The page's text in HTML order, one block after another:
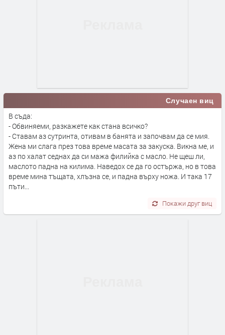
Случаен виц
В съда:
- Обвиняеми, разкажете как стана всичко?
- Ставам аз сутринта, отивам в банята и започвам да се мия.
Жена ми слага през това време масата за закуска. Викна ме, и
аз по халат седнах да си мажа филийка с масло. Не щеш ли,
маслото падна на килима. Наведох се да го остържа, но в това
време мина тъщата, хлъзна се, и падна върху ножа. И така 17
пъти...
Покажи друг виц